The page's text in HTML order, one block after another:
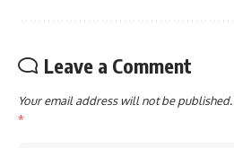
Leave a Comment
Your email address will not be published.
*